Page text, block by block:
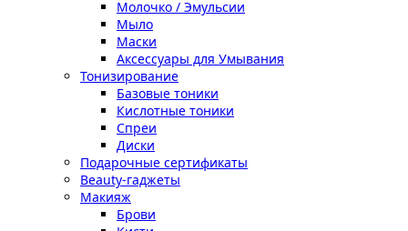
Молочко / Эмульсии
Мыло
Маски
Аксессуары для Умывания
Тонизирование
Базовые тоники
Кислотные тоники
Спреи
Диски
Подарочные сертификаты
Beauty-гаджеты
Макияж
Брови